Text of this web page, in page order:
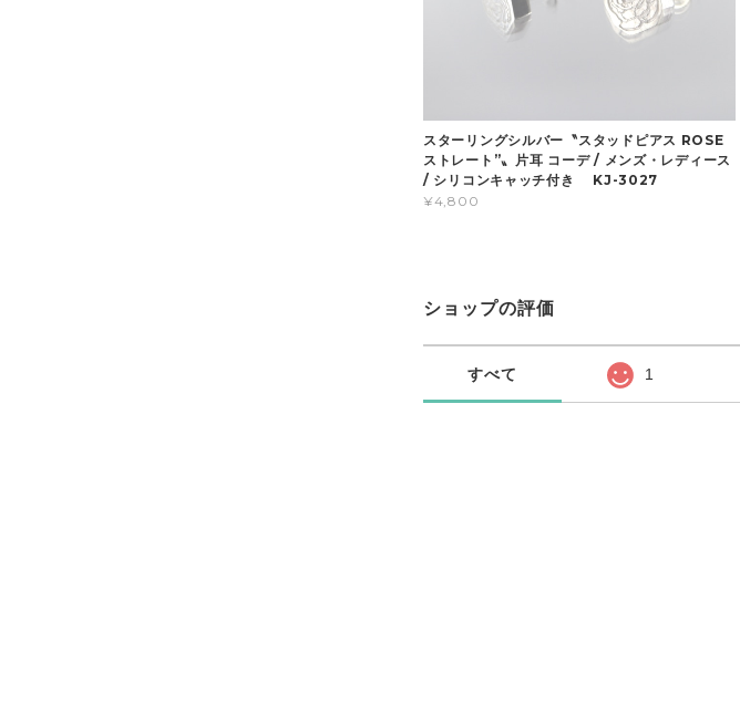
スターリングシルバー〝スタッドピアス ROSE
ストレート”〟片耳 コーデ / メンズ・レディース
/ シリコンキャッチ付き KJ-3027
¥4,800
ショップの評価
すべて 1